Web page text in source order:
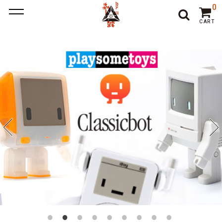
ポーカー アプリ おすすめ
ポー
カーアプリ おすすめ
オンラインポーカー
CART
0